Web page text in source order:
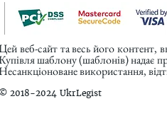
веб-сайт та весь його контент,
шаблону (шаблонів) надає
використання,
2018-2024 UkrLegist